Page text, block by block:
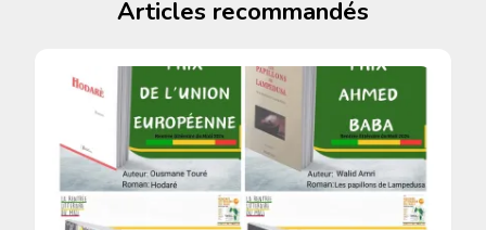
Articles recommandés